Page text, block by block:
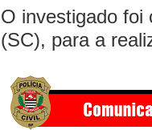
O investigado foi
(SC), para a